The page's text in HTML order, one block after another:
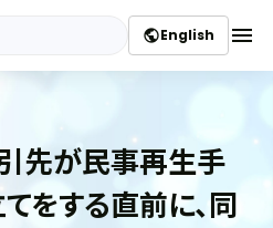
publicEnglish menu
先が民事再生手
をする直前に、同